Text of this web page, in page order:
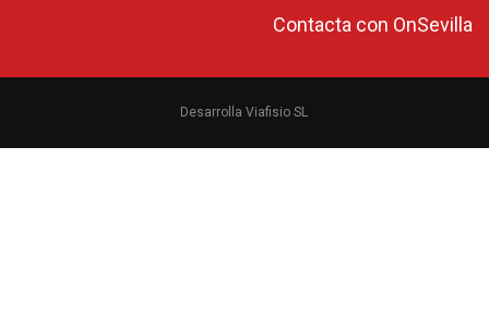
Contacta con OnSevilla
Desarrolla Viafisio SL